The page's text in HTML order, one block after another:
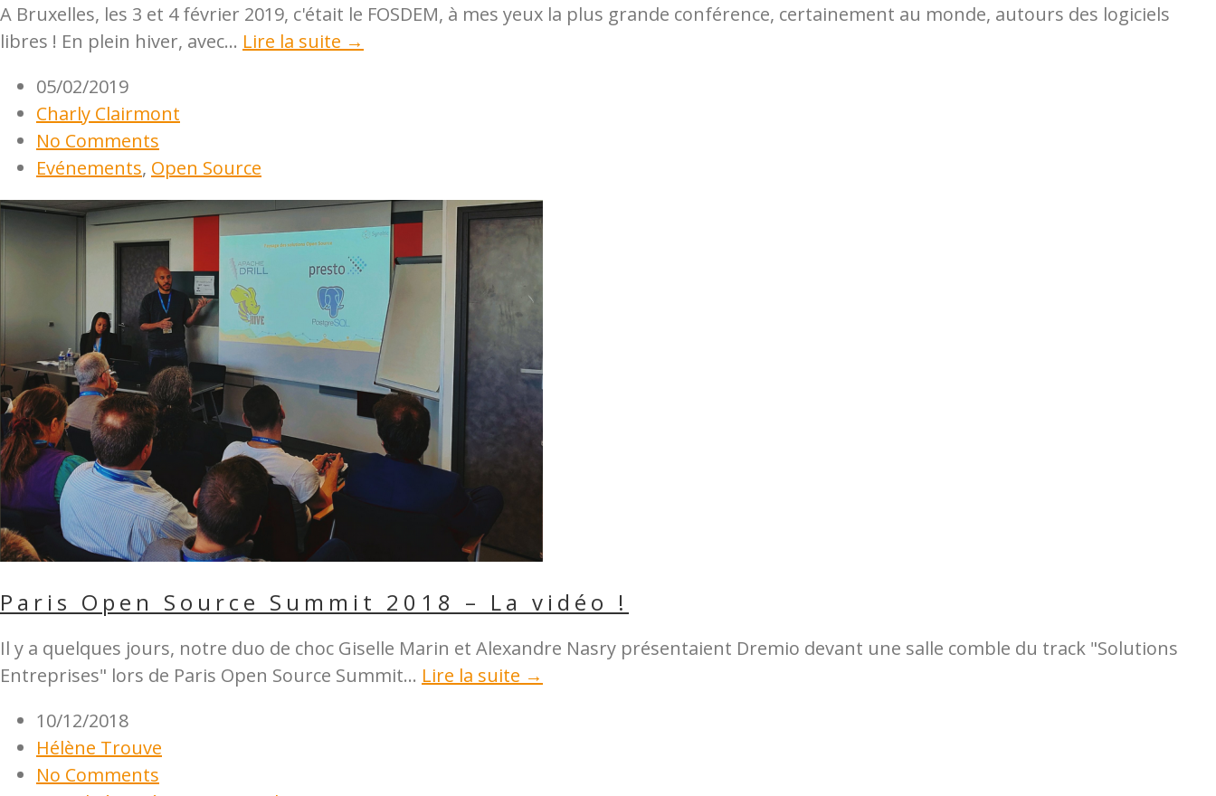
A Bruxelles, les 3 et 4 février 2019, c'était le FOSDEM, à mes yeux la plus grande conférence, certainement au monde, autours des logiciels
libres ! En plein hiver, avec... Lire la suite →
05/02/2019
Charly Clairmont
No Comments
Evénements, Open Source
Paris Open Source Summit 2018 – La vidéo !
Il y a quelques jours, notre duo de choc Giselle Marin et Alexandre Nasry présentaient Dremio devant une salle comble du track "Solutions
Entreprises" lors de Paris Open Source Summit... Lire la suite →
10/12/2018
Hélène Trouve
No Comments